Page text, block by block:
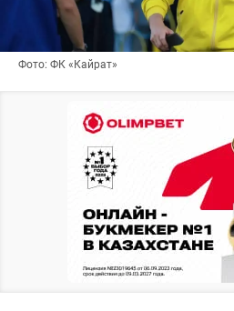
Фото: ФК «Кайрат»